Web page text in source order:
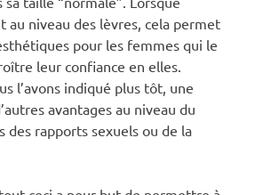
au niveau des lèvres, cela permet
pour les femmes qui le
leur confiance en elles.
l’avons indiqué plus tôt, une
avantages au niveau du
des rapports sexuels ou de la